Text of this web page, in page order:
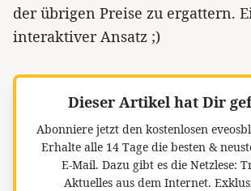
der übrigen Preise zu ergattern.
interaktiver Ansatz ;)
Dieser Artikel hat Dir
Abonniere jetzt den kostenlosen
Erhalte alle 14 Tage die besten &
E-Mail. Dazu gibt es die Netzlese:
Aktuelles aus dem Internet.